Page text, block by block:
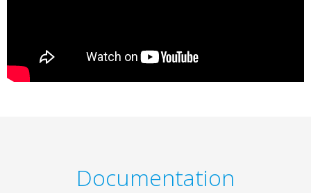
Documentation